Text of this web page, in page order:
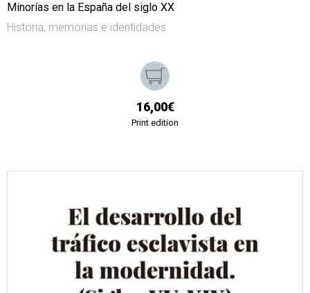
Minorías en la España del siglo XX
Historia, memorias e identidades
16,00€
Print edition